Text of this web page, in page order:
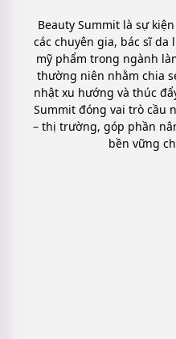
Beauty Summit là sự
các chuyên gia, bác sĩ
mỹ phẩm trong ngành
thường niên nhằm chia
nhật xu hướng và thúc
Summit đóng vai trò cầu
– thị trường, góp phần
bền vững